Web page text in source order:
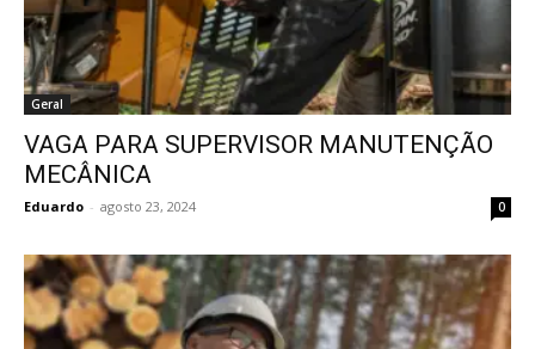
Geral
VAGA PARA SUPERVISOR MANUTENÇÃO
MECÂNICA
Eduardo - agosto 23, 2024 0